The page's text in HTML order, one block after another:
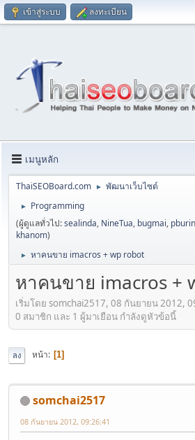
เข้าสู่ระบบ ลงทะเบียน
เมนูหลัก
ThaiSEOBoard.com ► พัฒนาเว็บไซต์
►
Programming
(ผู้ดูแลทั่วไป:sealinda, NineTua, bugmai,
khanom)
► หาคนขาย imacros + wp robot
หาคนขาย imacros +
เริ่มโดย somchai2517, 08 กันยายน 2012,
0 สมาชิก และ 1 ผู้มาเยือน กำลังดูหัวข้อนี้
ลง หน้า 1
somchai2517
08 กันยายน 2012, 09:26:41